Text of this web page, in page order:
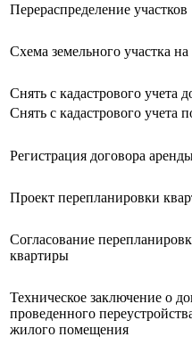
Перераспределение участков
Схема земельного участка
Снять с кадастрового учета
Снять с кадастрового учета
Регистрация договора
Проект перепланировки
Согласование
квартиры
Техническое заключение о
проведенного
жилого помещения